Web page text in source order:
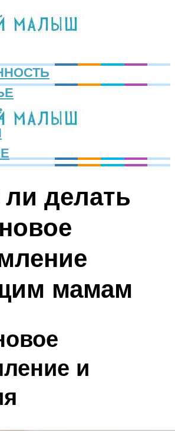
делать
мамам
и